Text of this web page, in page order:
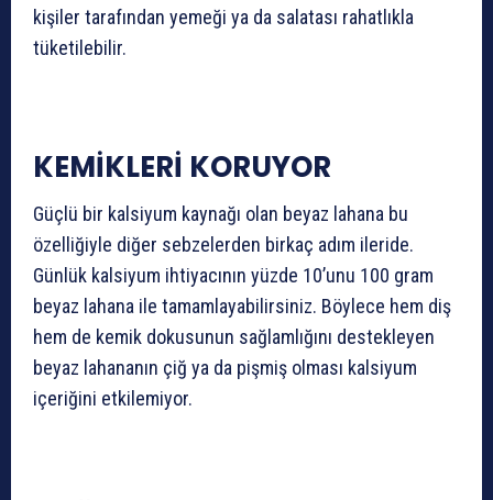
kişiler tarafından yemeği ya da salatası rahatlıkla
tüketilebilir.
KEMİKLERİ KORUYOR
Güçlü bir kalsiyum kaynağı olan beyaz lahana bu
özelliğiyle diğer sebzelerden birkaç adım ileride.
Günlük kalsiyum ihtiyacının yüzde 10’unu 100 gram
beyaz lahana ile tamamlayabilirsiniz. Böylece hem diş
hem de kemik dokusunun sağlamlığını destekleyen
beyaz lahananın çiğ ya da pişmiş olması kalsiyum
içeriğini etkilemiyor.